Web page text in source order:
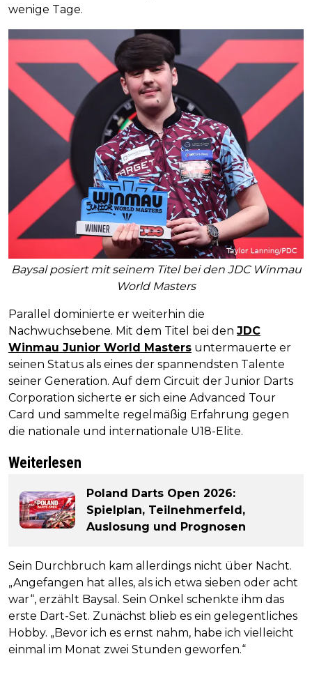
wenige Tage.
Baysal posiert mit seinem Titel bei den JDC Winmau
World Masters
Parallel dominierte er weiterhin die
Nachwuchsebene. Mit dem Titel bei den JDC
Winmau Junior World Masters untermauerte er
seinen Status als eines der spannendsten Talente
seiner Generation. Auf dem Circuit der Junior Darts
Corporation sicherte er sich eine Advanced Tour
Card und sammelte regelmäßig Erfahrung gegen
die nationale und internationale U18-Elite.
Weiterlesen
Poland Darts Open 2026:
Spielplan, Teilnehmerfeld,
Auslosung und Prognosen
Sein Durchbruch kam allerdings nicht über Nacht.
„Angefangen hat alles, als ich etwa sieben oder acht
war“, erzählt Baysal. Sein Onkel schenkte ihm das
erste Dart-Set. Zunächst blieb es ein gelegentliches
Hobby. „Bevor ich es ernst nahm, habe ich vielleicht
einmal im Monat zwei Stunden geworfen.“